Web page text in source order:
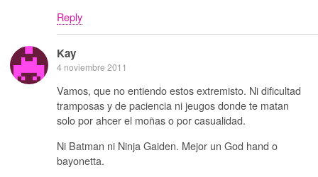
Reply
Kay
4 noviembre 2011
Vamos, que no entiendo estos extremisto. Ni dificultad
tramposas y de paciencia ni jeugos donde te matan
solo por ahcer el moñas o por casualidad.
Ni Batman ni Ninja Gaiden. Mejor un God hand o
bayonetta.